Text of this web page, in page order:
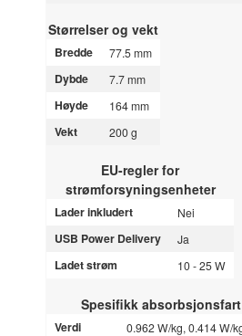
Størrelser og vekt
Bredde 77.5 mm
Dybde 7.7 mm
Høyde 164 mm
Vekt 200 g
EU-regler for
strømforsyningsenheter
Lader inkludert Nei
USB Power Delivery Ja
Ladet strøm 10 - 25 W
Spesifikk absorbsjonsfart
Verdi 0.962 W/kg, 0.414 W/